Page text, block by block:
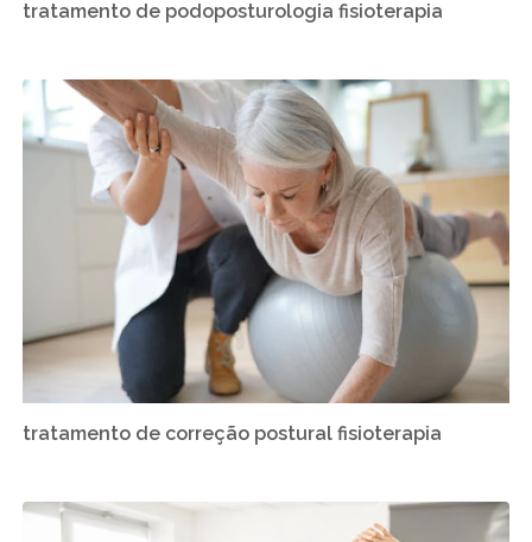
tratamento de podoposturologia fisioterapia
tratamento de correção postural fisioterapia